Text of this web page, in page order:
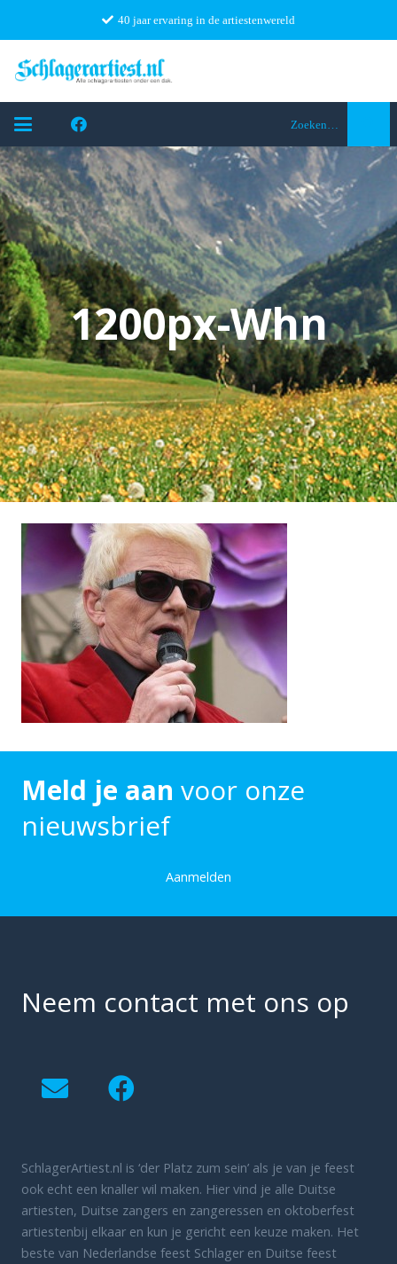
40 jaar ervaring in de artiestenwereld
Zoeken…
1200px-Whn
Meld je aan voor onze
nieuwsbrief
Aanmelden
Neem contact met ons op
SchlagerArtiest.nl is ‘der Platz zum sein’ als je van je feest
ook echt een knaller wil maken. Hier vind je alle Duitse
artiesten, Duitse zangers en zangeressen en oktoberfest
artiestenbij elkaar en kun je gericht een keuze maken. Het
beste van Nederlandse feest Schlager en Duitse feest